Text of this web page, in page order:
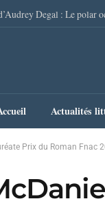
Actualités
Prix du Roman Fnac